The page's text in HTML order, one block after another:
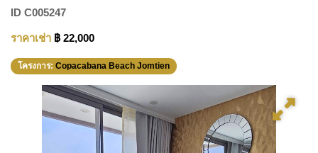
ID C005247
ราคาเช่า ฿ 22,000
โครงการ: Copacabana Beach Jomtien